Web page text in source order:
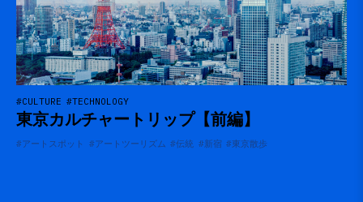
#CULTURE #TECHNOLOGY
東京カルチャートリップ【前編】
#アートスポット #アートツーリズム #伝統 #新宿 #東京散歩